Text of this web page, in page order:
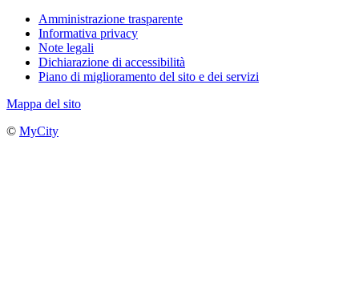
Amministrazione trasparente
Informativa privacy
Note legali
Dichiarazione di accessibilità
Piano di miglioramento del sito e dei servizi
Mappa del sito
© MyCity